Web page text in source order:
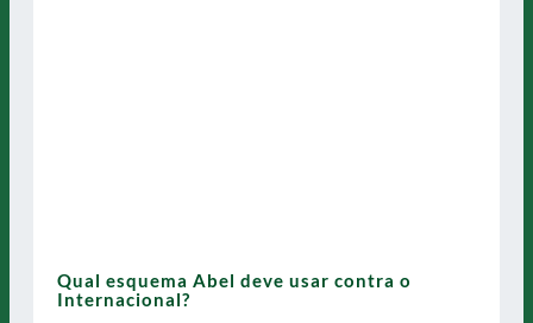
Qual esquema Abel deve usar contra o
Internacional?